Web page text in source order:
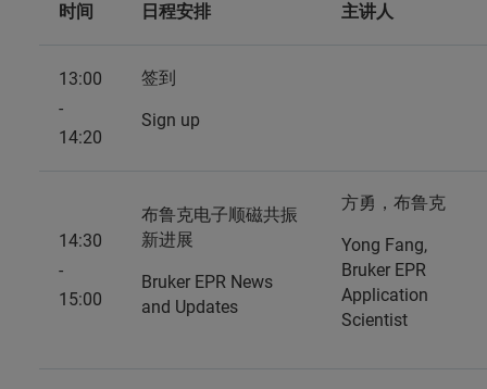
时间 日程安排 主讲人
13:00
-
14:20
签到
Sign up
14:30
-
15:00
布鲁克电子顺磁共振
新进展
Bruker EPR News
and Updates
方勇，布鲁克
Yong Fang,
Bruker EPR
Application
Scientist